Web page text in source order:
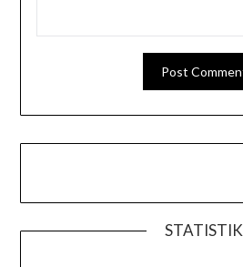
STATISTIK